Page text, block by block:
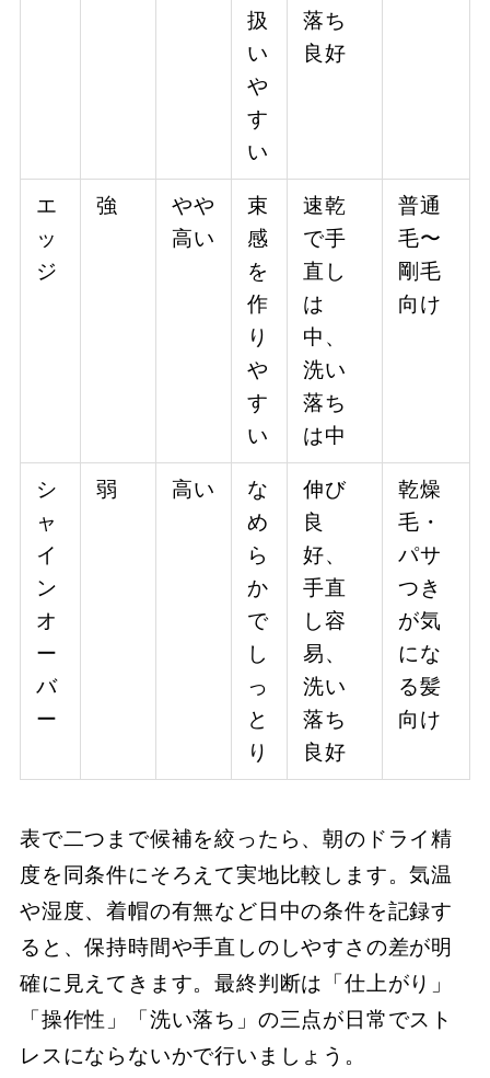
扱
い
や
す
い
落ち
良好
エ
ッ
ジ
強
やや
高い
束
感
を
作
り
や
す
い
速乾
で手
直し
は
中、
洗い
落ち
は中
普通
毛〜
剛毛
向け
シ
ャ
イ
ン
オ
ー
バ
ー
弱 高い
な
め
ら
か
で
し
っ
と
り
伸び
良
好、
手直
し容
易、
洗い
落ち
良好
乾燥
毛・
パサ
つき
が気
にな
る髪
向け
表で二つまで候補を絞ったら、朝のドライ精
度を同条件にそろえて実地比較します。気温
や湿度、着帽の有無など日中の条件を記録す
ると、保持時間や手直しのしやすさの差が明
確に見えてきます。最終判断は「仕上がり」
「操作性」「洗い落ち」の三点が日常でスト
レスにならないかで行いましょう。